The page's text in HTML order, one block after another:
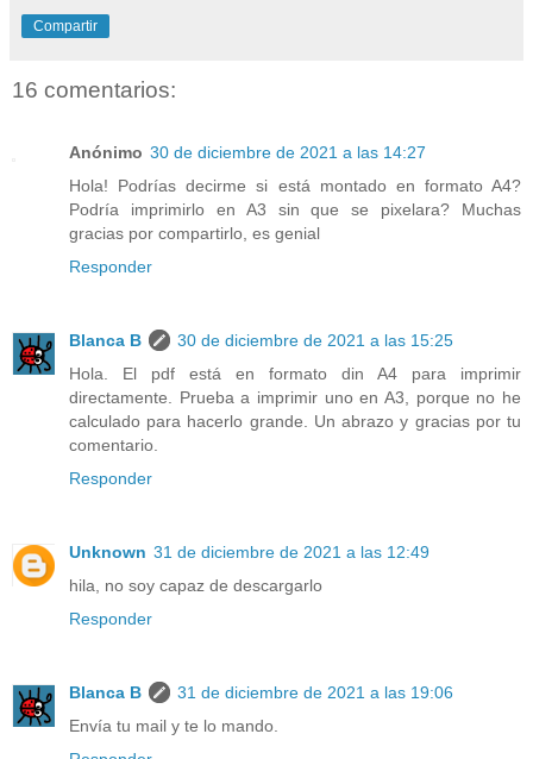
Compartir
16 comentarios:
Anónimo 30 de diciembre de 2021 a las 14:27
Hola! Podrías decirme si está montado en formato A4?
Podría imprimirlo en A3 sin que se pixelara? Muchas
gracias por compartirlo, es genial
Responder
Blanca B
30 de diciembre de 2021 a las 15:25
Hola. El pdf está en formato din A4 para imprimir
directamente. Prueba a imprimir uno en A3, porque no he
calculado para hacerlo grande. Un abrazo y gracias por tu
comentario.
Responder
Unknown 31 de diciembre de 2021 a las 12:49
hila, no soy capaz de descargarlo
Responder
Blanca B
31 de diciembre de 2021 a las 19:06
Envía tu mail y te lo mando.